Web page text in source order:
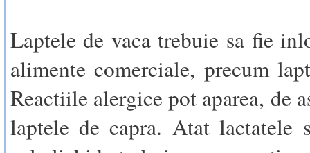
Laptele de vaca trebuie sa fie
alimente comerciale, precum
Reactiile alergice pot aparea, de
laptele de capra. Atat lactatele